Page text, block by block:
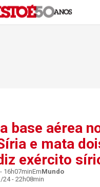
base aérea
e mata
exército
16h07minEmMundo
24 - 22h08min